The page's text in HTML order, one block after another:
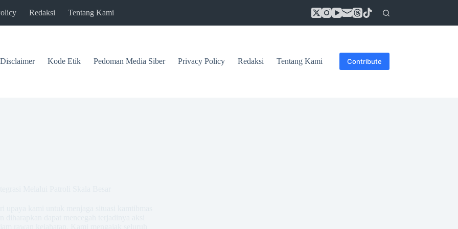
Redaksi Tentang Kami
Disclaimer Kode Etik Pedoman Media Siber Privacy Policy Redaksi Tentang Kami Contribute